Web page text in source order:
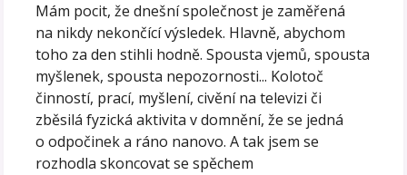
Mám pocit, že dnešní společnost je zaměřená
na nikdy nekončící výsledek. Hlavně, abychom
toho za den stihli hodně. Spousta vjemů, spousta
myšlenek, spousta nepozornosti... Kolotoč
činností, prací, myšlení, civění na televizi či
zběsilá fyzická aktivita v domnění, že se jedná
o odpočinek a ráno nanovo. A tak jsem se
rozhodla skoncovat se spěchem